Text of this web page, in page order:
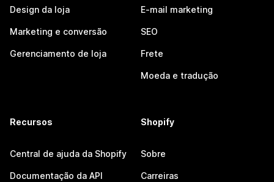
Design da loja
Marketing e conversão
Gerenciamento de loja
E-mail marketing
SEO
Frete
Moeda e tradução
Recursos
Central de ajuda da Shopify
Documentação da API
Shopify
Sobre
Carreiras